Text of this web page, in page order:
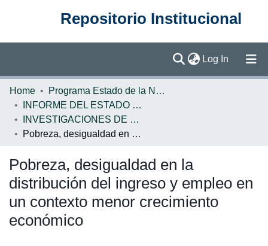
Repositorio Institucional
Log In (current)
Communities & Collections
Statistics
Home
Programa Estado de la Nación (PEN)
INFORME DEL ESTADO DE LA NACION
INVESTIGACIONES DE BASE EN
Pobreza, desigualdad en la distribución del ingreso y empleo en un contexto menor crecimiento económico
Pobreza, desigualdad en la
distribución del ingreso y empleo en
un contexto menor crecimiento
económico